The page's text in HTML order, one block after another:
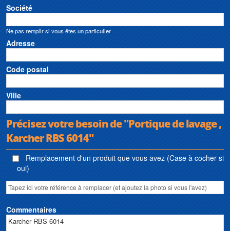
Société
Ne pas remplir si vous êtes un particulier
Adresse
Code postal
Ville
Précisez votre besoin de "Portique de lavage ,
Karcher RBS 6014"
Remplacement d'un produit que vous avez (Case à cocher si
oui)
Commentaires